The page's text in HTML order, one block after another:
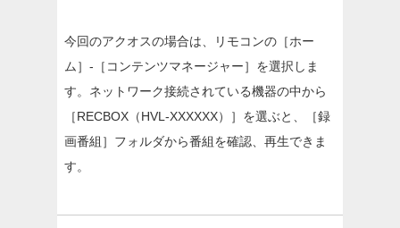
今回のアクオスの場合は、リモコンの［ホー
ム］-［コンテンツマネージャー］を選択しま
す。ネットワーク接続されている機器の中から
［RECBOX（HVL-XXXXXX）］を選ぶと、［録
画番組］フォルダから番組を確認、再生できま
す。